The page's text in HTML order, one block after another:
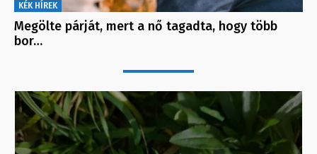
KÉK HÍREK
Megölte párját, mert a nő tagadta, hogy több
bor…